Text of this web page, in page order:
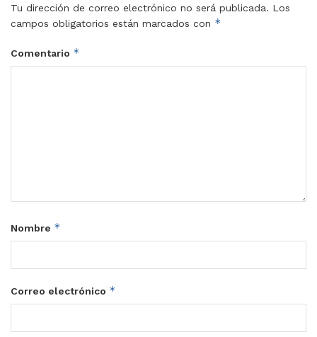
Tu dirección de correo electrónico no será publicada. Los
campos obligatorios están marcados con *
Comentario *
Nombre *
Correo electrónico *